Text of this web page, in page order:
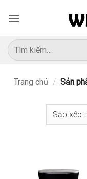
qua
dung
Tìm
kiếm:
Trang chủ / Sản